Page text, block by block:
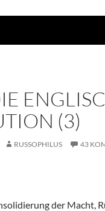
(3)
RUSSOPHILUS 43
der Macht,